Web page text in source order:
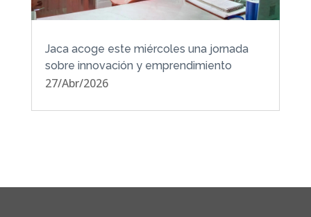
Jaca acoge este miércoles una jornada
sobre innovación y emprendimiento
27/Abr/2026